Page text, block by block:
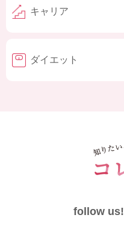
キャリア
ダイエット
follow us!